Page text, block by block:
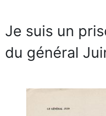
Je suis un
du général